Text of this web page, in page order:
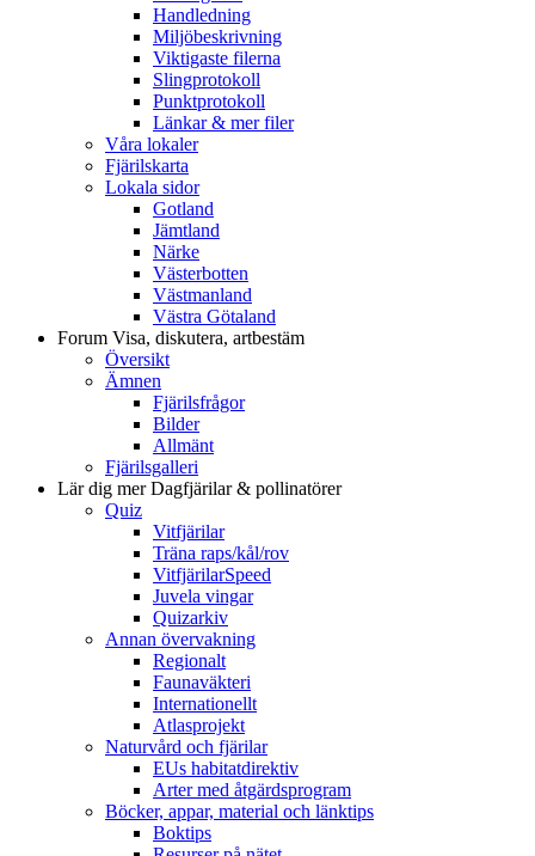
Handledning
Miljöbeskrivning
Viktigaste filerna
Slingprotokoll
Punktprotokoll
Länkar & mer filer
Våra lokaler
Fjärilskarta
Lokala sidor
Gotland
Jämtland
Närke
Västerbotten
Västmanland
Västra Götaland
Forum Visa, diskutera, artbestäm
Översikt
Ämnen
Fjärilsfrågor
Bilder
Allmänt
Fjärilsgalleri
Lär dig merDagfjärilar & pollinatörer
Quiz
Vitfjärilar
Träna raps/kål/rov
VitfjärilarSpeed
Juvela vingar
Quizarkiv
Annan övervakning
Regionalt
Faunaväkteri
Internationellt
Atlasprojekt
Naturvård och fjärilar
EUs habitatdirektiv
Arter med åtgärdsprogram
Böcker, appar, material och länktips
Boktips